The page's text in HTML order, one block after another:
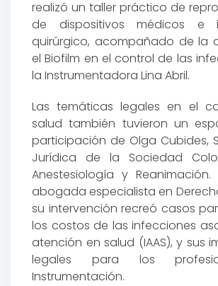
realizó un taller práctico de
de dispositivos médicos e
quirúrgico, acompañado de la
el Biofilm en el control de las
la Instrumentadora Lina Abril.
Las temáticas legales en el
salud también tuvieron un
participación de Olga Cubides,
Jurídica de la Sociedad
Anestesiología y
abogada especialista en
su intervención recreó casos
los costos de las infecciones
atención en salud (IAAS), y sus
legales para los
Instrumentación.